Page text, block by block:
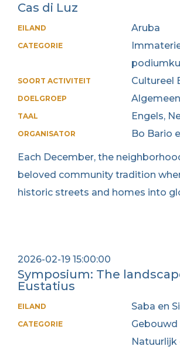
Cas di Luz
EILAND Aruba
CATEGORIE
SOORT ACTIVITEIT Cultureel
DOELGROEP
TAAL Engels,
ORGANISATOR Bo Bario
Each December, the
beloved community tradition
historic streets and homes into
2026-02-19 15:00:00
Symposium: The
Eustatius
EILAND Saba en
CATEGORIE